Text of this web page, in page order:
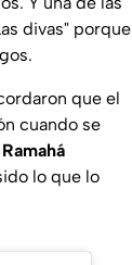
divas" porque
que el
cuando se
Ramahá
lo que lo